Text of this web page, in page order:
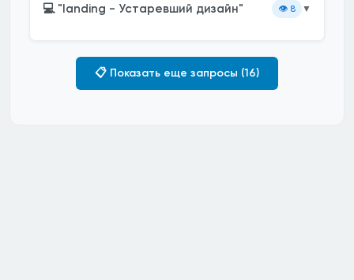
💻 "landing - Устаревший дизайн" 👁️ 8 ▼
📋 Показать еще запросы (16)